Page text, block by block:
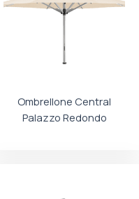
Ombrellone Central
Palazzo Redondo